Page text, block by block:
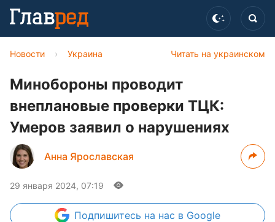
Читать на украинском
Новости › Украина
Минобороны проводит
внеплановые проверки ТЦК:
Умеров заявил о нарушениях
Анна Ярославская
29 января 2024, 07:19
Подпишитесь на нас в Google